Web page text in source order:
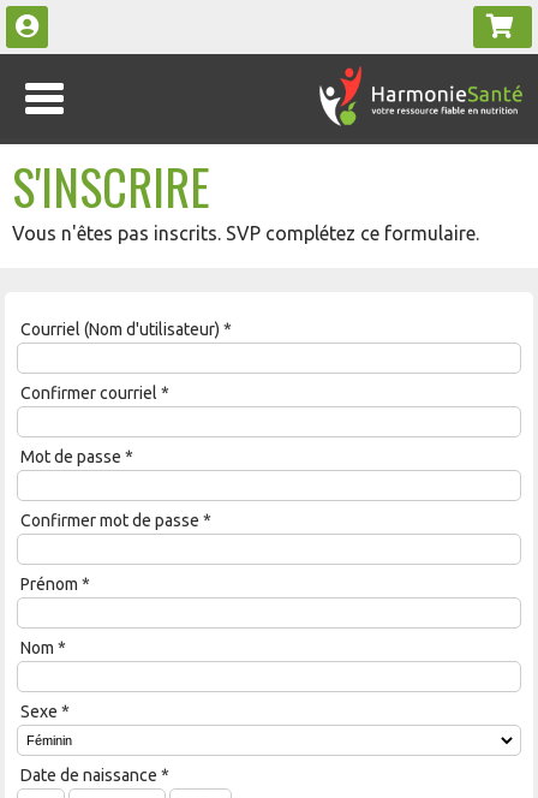
S'INSCRIRE
Vous n'êtes pas inscrits. SVP complétez ce formulaire.
Courriel (Nom d'utilisateur) *
Confirmer courriel *
Mot de passe *
Confirmer mot de passe *
Prénom *
Nom *
Sexe *
Date de naissance *